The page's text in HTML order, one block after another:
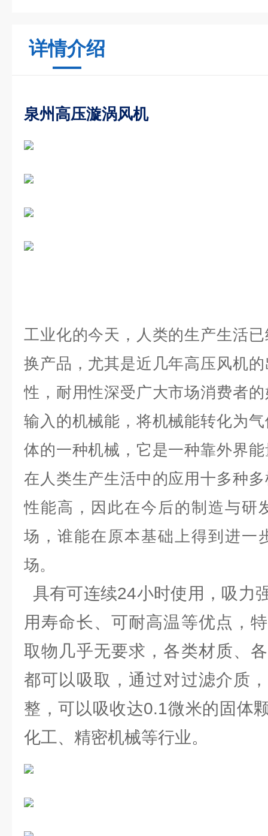
详情介绍
泉州高压漩涡风机
工业化的今天，人类的生产生活
换产品，尤其是近几年高压风机
性，耐用性深受广大市场消费者
输入的机械能，将机械能转化为
体的一种机械，它是一种靠外界
在人类生产生活中的应用十多种
性能高，因此在今后的制造与研
场，谁能在原本基础上得到进一
场。
具有可连续24小时使用，吸力
用寿命长、可耐高温等优点，
取物几乎无要求，各类材质、
都可以吸取，通过对过滤介质
整，可以吸收达0.1微米的固体
化工、精密机械等行业。